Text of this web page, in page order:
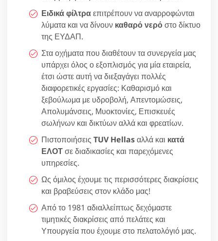
Ειδικά φίλτραεπιτρέπουν να αναρροφώνται
λύματα και να δίνουν καθαρό νερόστο δίκτυο
της ΕΥΔΑΠ.
Στα οχήματα που διαθέτουν τα συνεργεία μας
υπάρχει όλος ο εξοπλισμός για μία εταιρεία,
έτσι ώστε αυτή να διεξαγάγει πολλές
διαφορετικές εργασίες: Καθαρισμό και
ξεβούλωμα με υδροβολή, Απεντομώσεις,
Απολυμάνσεις, Μυοκτονίες, Επισκευές
σωλήνων και δικτύων αλλά και φρεατίων.
Πιστοποιήσεις TUV Hellasαλλά και κατά
ΕΛΟΤσε διαδικασίες και παρεχόμενες
υπηρεσίες.
Ως όμιλος έχουμε τις περισσότερες διακρίσεις
και βραβεύσεις στον κλάδο μας!
Από το 1981 αδιαλλείπτως δεχόμαστε
τιμητικές διακρίσεις από πελάτες και
Υπουργεία που έχουμε στο πελατολόγιό μας.